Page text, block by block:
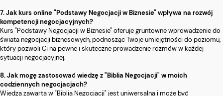
7. Jak kurs online "Podstawy Negocjacji w Biznesie" wpływa na rozwój
kompetencji negocjacyjnych?
Kurs "Podstawy Negocjacji w Biznesie" oferuje gruntowne wprowadzenie do
świata negocjacji biznesowych, podnosząc Twoje umiejętności do poziomu,
który pozwoli Ci na pewne i skuteczne prowadzenie rozmów w każdej
sytuacji negocjacyjnej.
8. Jak mogę zastosować wiedzę z "Biblia Negocjacji" w moich
codziennych negocjacjach?
Wiedza zawarta w "Biblia Negocjacji" jest uniwersalna i może być